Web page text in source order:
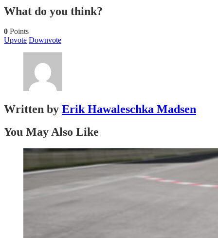
What do you think?
0 Points
Upvote Downvote
Written by Erik Hawaleschka Madsen
You May Also Like